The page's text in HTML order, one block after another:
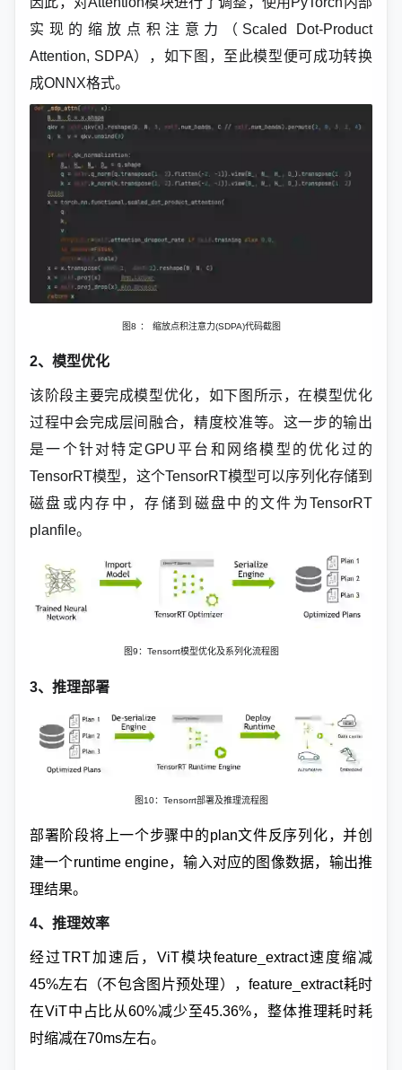
实现的缩放点积注意力（Scaled Dot-Product
Attention, SDPA），如下图，至此模型便可成功转换
成ONNX格式。
图8 ： 缩放点积注意力(SDPA)代码截图
2、模型优化
该阶段主要完成模型优化，如下图所示，在模型优化
过程中会完成层间融合，精度校准等。这一步的输出
是一个针对特定GPU平台和网络模型的优化过的
TensorRT模型，这个TensorRT模型可以序列化存储到
磁盘或内存中，存储到磁盘中的文件为TensorRT
planfile。
图9：Tensorrt模型优化及系列化流程图
3、推理部署
图10：Tensorrt部署及推理流程图
部署阶段将上一个步骤中的plan文件反序列化，并创
建一个runtime engine，输入对应的图像数据，输出推
理结果。
4、推理效率
经过TRT加速后，ViT模块feature_extract速度缩减
45%左右（不包含图片预处理），feature_extract耗时
在ViT中占比从60%减少至45.36%，整体推理耗时耗
时缩减在70ms左右。